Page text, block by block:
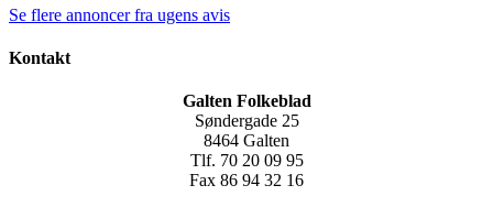
Se flere annoncer fra ugens avis
Kontakt
Galten Folkeblad
Søndergade 25
8464 Galten
Tlf. 70 20 09 95
Fax 86 94 32 16